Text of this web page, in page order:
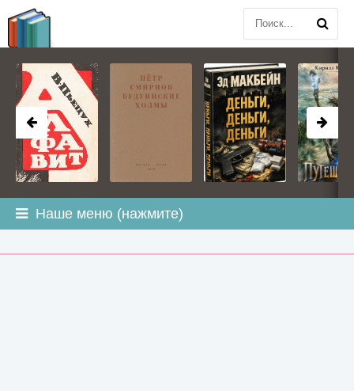
Наше меню (нажмите)
BOOKPLANETA.COM